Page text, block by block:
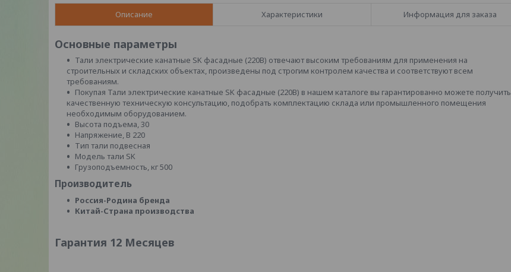
Описание Характеристики Информация для заказа
Основные параметры
Тали электрические канатные SK фасадные (220В) отвечают высоким требованиям для применения на
строительных и складских объектах, произведены под строгим контролем качества и соответствуют всем
требованиям.
Покупая Тали электрические канатные SK фасадные (220В) в нашем каталоге вы гарантированно можете получить
качественную техническую консультацию, подобрать комплектацию склада или промышленного помещения
необходимым оборудованием.
Высота подъема, 30
Напряжение, В 220
Тип тали подвесная
Модель тали SK
Грузоподъемность, кг 500
Производитель
Россия-Родина бренда
Китай-Страна производства
Гарантия 12 Месяцев